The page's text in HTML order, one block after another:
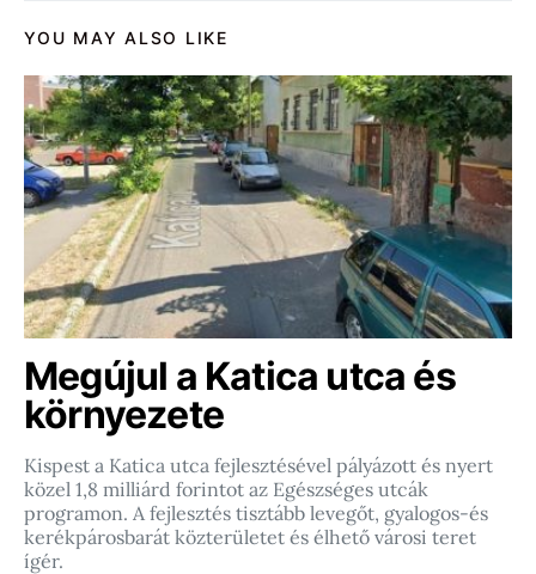
YOU MAY ALSO LIKE
Megújul a Katica utca és
környezete
Kispest a Katica utca fejlesztésével pályázott és nyert
közel 1,8 milliárd forintot az Egészséges utcák
programon. A fejlesztés tisztább levegőt, gyalogos-és
kerékpárosbarát közterületet és élhető városi teret
ígér.